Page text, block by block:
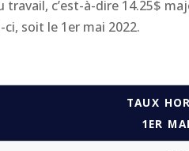
c’est-à-dire 14.25$
soit le 1er mai 2022.
TAUX
1ER